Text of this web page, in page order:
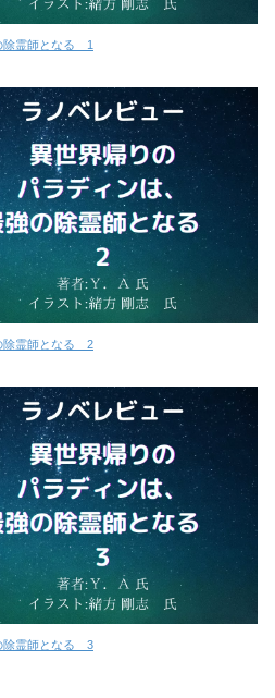
除霊師となる 1
除霊師となる 2
除霊師となる 3